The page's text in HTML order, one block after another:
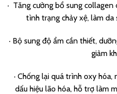
· Tăng cường bổ sung
tình trạng chảy xệ, làm da
· Bộ sung độ ẩm cần thiết,
giảm
· Chống lại quá trình oxy hóa,
dấu hiệu lão hóa, hỗ trợ làm